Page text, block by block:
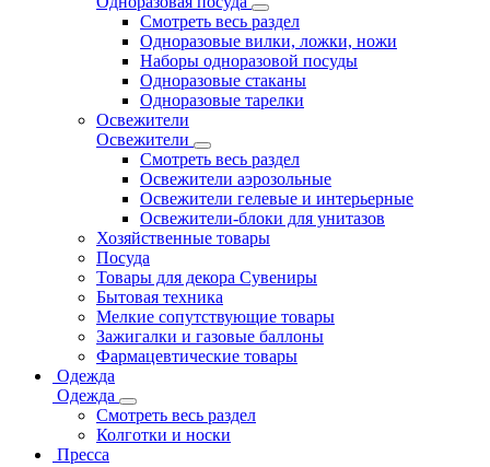
Смотреть весь раздел
Одноразовые вилки, ложки, ножи
Наборы одноразовой посуды
Одноразовые стаканы
Одноразовые тарелки
Освежители
Освежители
Смотреть весь раздел
Освежители аэрозольные
Освежители гелевые и интерьерные
Освежители-блоки для унитазов
Хозяйственные товары
Посуда
Товары для декора Сувениры
Бытовая техника
Мелкие сопутствующие товары
Зажигалки и газовые баллоны
Фармацевтические товары
Одежда
Одежда
Смотреть весь раздел
Колготки и носки
Пресса